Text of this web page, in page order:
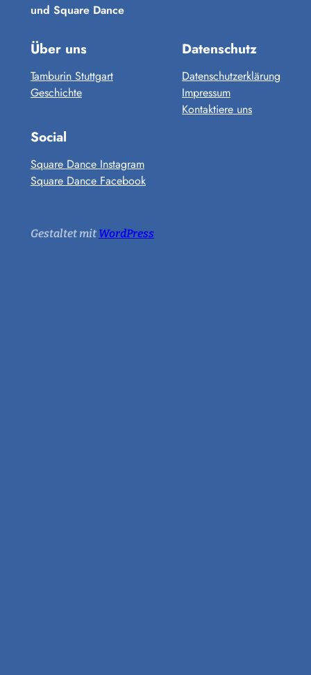
und Square Dance
Über uns
Tamburin Stuttgart
Geschichte
Datenschutz
Datenschutzerklärung
Impressum
Kontaktiere uns
Social
Square Dance Instagram
Square Dance Facebook
Gestaltet mit WordPress